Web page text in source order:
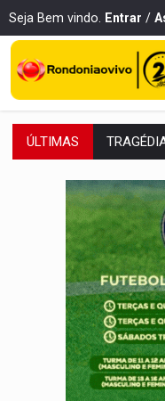
Seja Bem vindo. Entrar /
ÚLTIMAS
URGENTE: